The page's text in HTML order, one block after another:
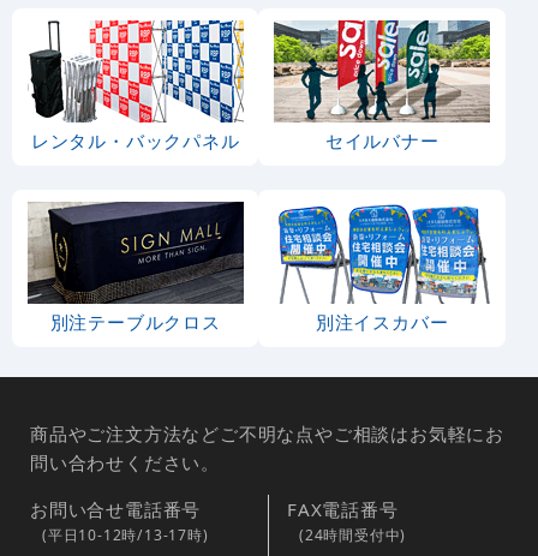
レンタル・バックパネル セイルバナー
別注テーブルクロス 別注イスカバー
商品やご注文方法などご不明な点やご相談はお気軽にお
問い合わせください。
お問い合せ電話番号
(平日10-12時/13-17時)
FAX電話番号
(24時間受付中)